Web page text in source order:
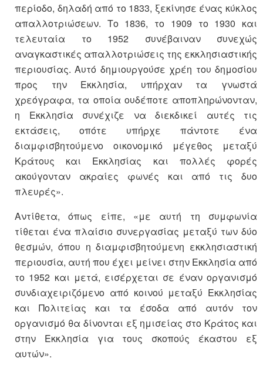
περίοδο, δηλαδή από το 1833, ξεκίνησε ένας κύκλος
απαλλοτριώσεων. Το 1836, το 1909 το 1930 και
τελευταία το 1952 συνέβαιναν συνεχώς
αναγκαστικές απαλλοτριώσεις της εκκλησιαστικής
περιουσίας. Αυτό δημιουργούσε χρέη του δημοσίου
προς την Εκκλησία, υπήρχαν τα γνωστά
χρεόγραφα, τα οποία ουδέποτε αποπληρώνονταν,
η Εκκλησία συνέχιζε να διεκδικεί αυτές τις
εκτάσεις, οπότε υπήρχε πάντοτε ένα
διαμφισβητούμενο οικονομικό μέγεθος μεταξύ
Κράτους και Εκκλησίας και πολλές φορές
ακούγονταν ακραίες φωνές και από τις δυο
πλευρές».
Αντίθετα, όπως είπε, «με αυτή τη συμφωνία
τίθεται ένα πλαίσιο συνεργασίας μεταξύ των δύο
θεσμών, όπου η διαμφισβητούμενη εκκλησιαστική
περιουσία, αυτή που έχει μείνει στην Εκκλησία από
το 1952 και μετά, εισέρχεται σε έναν οργανισμό
συνδιαχειριζόμενο από κοινού μεταξύ Εκκλησίας
και Πολιτείας και τα έσοδα από αυτόν τον
οργανισμό θα δίνονται εξ ημισείας στο Κράτος και
στην Εκκλησία για τους σκοπούς έκαστου εξ
αυτών».